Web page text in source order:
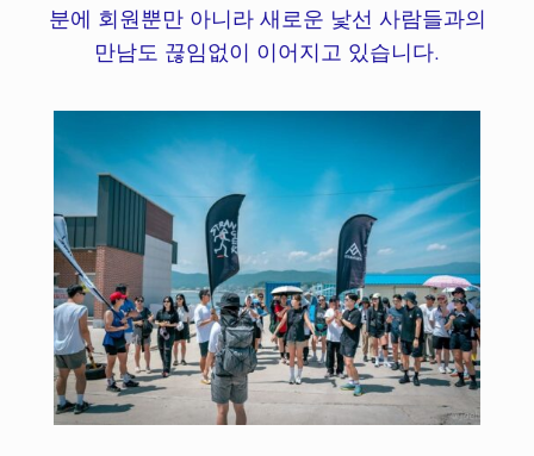
분에 회원뿐만 아니라 새로운 낯선 사람들과의
만남도 끊임없이 이어지고 있습니다.